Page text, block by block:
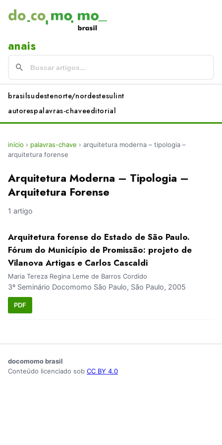
anais
brasilsudestenorte/nordestesulint
autorespalavras-chaveeditorial
início › palavras-chave › arquitetura moderna – tipologia –
arquitetura forense
Arquitetura Moderna – Tipologia –
Arquitetura Forense
1 artigo
Arquitetura forense do Estado de São Paulo.
Fórum do Município de Promissão: projeto de
Vilanova Artigas e Carlos Cascaldi
Maria Tereza Regina Leme de Barros Cordido
3º Seminário Docomomo São Paulo, São Paulo, 2005
PDF
docomomo brasil
Conteúdo licenciado sob CC BY 4.0